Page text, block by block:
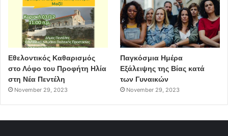
Εθελοντικός Καθαρισμός
στο Λόφο του Προφήτη Ηλία
στη Νέα Πεντέλη
November 29, 2023
Παγκόσμια Ημέρα
Εξάλειψης της Βίας κατά
των Γυναικών
November 29, 2023